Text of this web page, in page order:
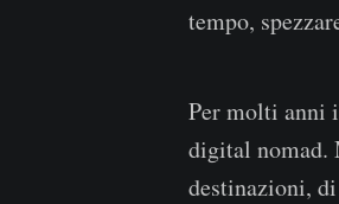
tempo,
Per molti anni
digital nomad.
destinazioni,